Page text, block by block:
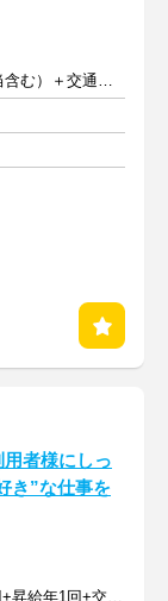
時給1731～1795円（深夜手当含む）＋交通費支給
用者様にしっ
き”な仕事を
月給30～45.1万円+賞与年2回+昇給年1回+交通費全額